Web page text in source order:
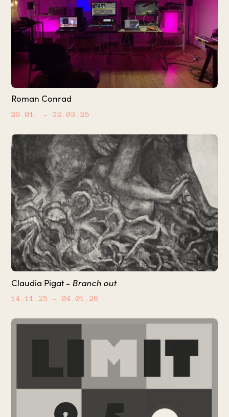
Roman Conrad
29.01. – 22.03.26
Claudia Pigat - Branch out
14.11.25 – 04.01.26